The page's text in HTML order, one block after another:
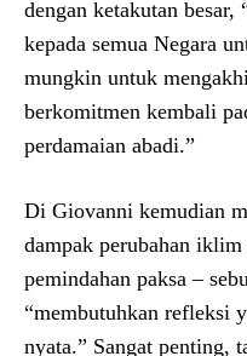
dengan ketakutan besar,
kepada semua Negara
mungkin untuk
berkomitmen kembali
perdamaian abadi.”
Di Giovanni kemudian
dampak perubahan iklim
pemindahan paksa –
“membutuhkan refleksi
nyata.” Sangat penting,